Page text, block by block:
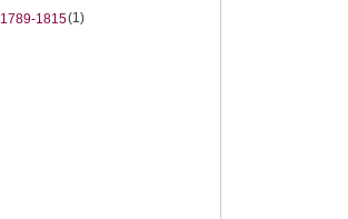
1789-1815(1)